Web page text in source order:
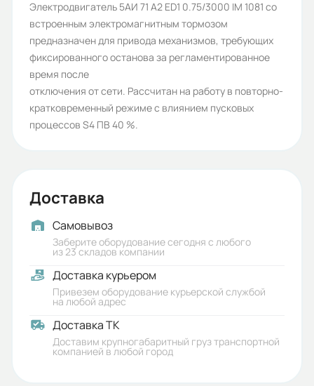
Количество полюсов:
2
Высота оси вращения (мм):
71
Стандарт:
ГОСТ
Бренд:
5АИ
Iп/Iн:
6
Ток статора:
2,95/1,71
Климатическое исполнение:
Электродвигатель 5АИ 71 А2 ED1 0.75/3000 IM 1081 со
встроенным электромагнитным тормозом
предназначен для привода механизмов, требующих
фиксированного останова за регламентированное
время после
отключения от сети. Рассчитан на работу в повторно-
кратковременный режиме с влиянием пусковых
процессов S4 ПВ 40 %.
Доставка
Самовывоз
Заберите оборудование сегодня с любого
из 23 складов компании
Доставка курьером
Привезем оборудование курьерской службой
на любой адрес
Доставка ТК
Доставим крупногабаритный груз транспортной
компанией в любой город